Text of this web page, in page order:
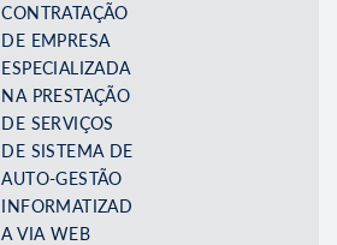
CONTRATAÇÃO
DE EMPRESA
ESPECIALIZADA
NA PRESTAÇÃO
DE SERVIÇOS
DE SISTEMA DE
AUTO-GESTÃO
INFORMATIZAD
A VIA WEB